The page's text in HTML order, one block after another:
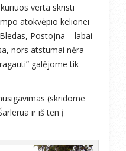
verta skristi
atokvėpio kelionei
Postojna – labai
nors atstumai nėra
galėjome tik
(skridome
ir iš ten į